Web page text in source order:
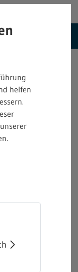
helfen